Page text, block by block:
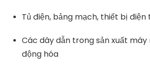
Tủ điện, bảng mạch, thiết bị điện
Các dây dẫn trong sản xuất
động hóa